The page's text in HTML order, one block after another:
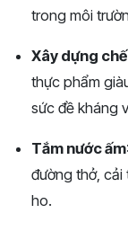
trong môi
Xây dựng
thực phẩm
sức đề kháng
Tắm nước ấm
đường thở, cải
ho.